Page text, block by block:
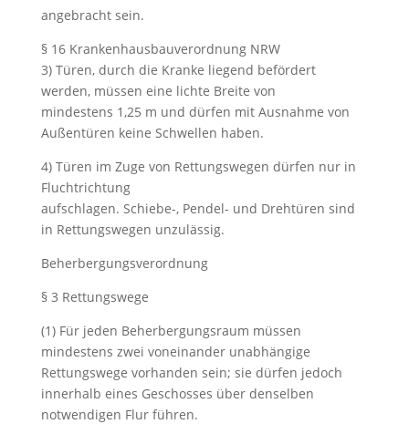
angebracht sein.
§ 16 Krankenhausbauverordnung NRW
3) Türen, durch die Kranke liegend befördert
werden, müssen eine lichte Breite von
mindestens 1,25 m und dürfen mit Ausnahme von
Außentüren keine Schwellen haben.
4) Türen im Zuge von Rettungswegen dürfen nur in
Fluchtrichtung
aufschlagen. Schiebe-, Pendel- und Drehtüren sind
in Rettungswegen unzulässig.
Beherbergungsverordnung
§ 3 Rettungswege
(1) Für jeden Beherbergungsraum müssen
mindestens zwei voneinander unabhängige
Rettungswege vorhanden sein; sie dürfen jedoch
innerhalb eines Geschosses über denselben
notwendigen Flur führen.